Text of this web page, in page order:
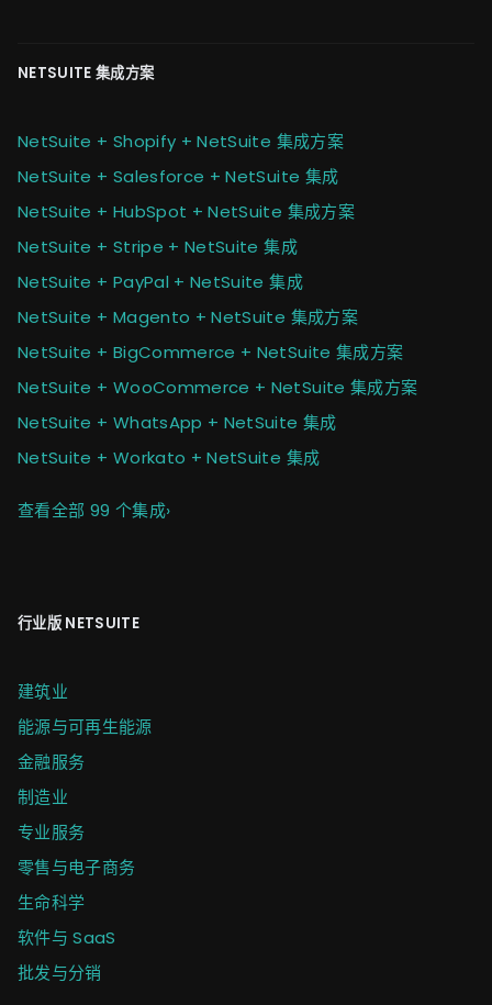
NETSUITE 集成方案
NetSuite + Shopify + NetSuite 集成方案
NetSuite + Salesforce + NetSuite 集成
NetSuite + HubSpot + NetSuite 集成方案
NetSuite + Stripe + NetSuite 集成
NetSuite + PayPal + NetSuite 集成
NetSuite + Magento + NetSuite 集成方案
NetSuite + BigCommerce + NetSuite 集成方案
NetSuite + WooCommerce + NetSuite 集成方案
NetSuite + WhatsApp + NetSuite 集成
NetSuite + Workato + NetSuite 集成
查看全部 99 个集成›
行业版 NETSUITE
建筑业
能源与可再生能源
金融服务
制造业
专业服务
零售与电子商务
生命科学
软件与 SaaS
批发与分销